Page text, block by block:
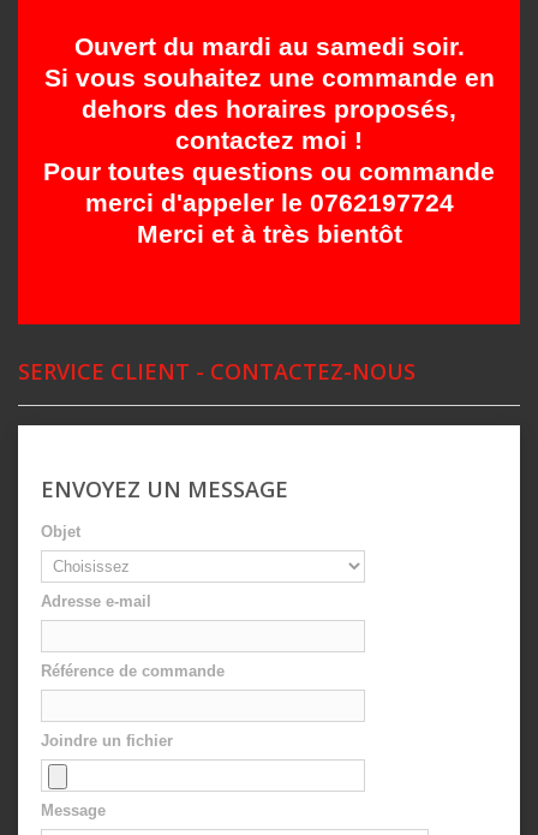
Ouvert du mardi au samedi soir.
Si vous souhaitez une commande en
dehors des horaires proposés,
contactez moi !
Pour toutes questions ou commande
merci d'appeler le 0762197724
Merci et à très bientôt
SERVICE CLIENT - CONTACTEZ-NOUS
ENVOYEZ UN MESSAGE
Objet
Adresse e-mail
Référence de commande
Joindre un fichier
Message